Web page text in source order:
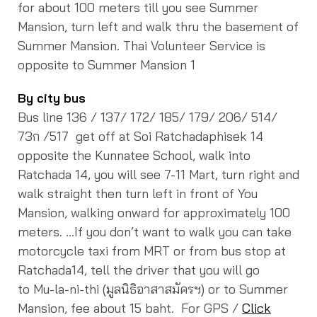
for about 100 meters till you see Summer
Mansion, turn left and walk thru the basement of
Summer Mansion. Thai Volunteer Service is
opposite to Summer Mansion 1
By city bus
Bus line 136 / 137/ 172/ 185/ 179/ 206/ 514/
73ก /517 get off at Soi Ratchadaphisek 14
opposite the Kunnatee School, walk into
Ratchada 14, you will see 7-11 Mart, turn right and
walk straight then turn left in front of You
Mansion, walking onward for approximately 100
meters. …If you don’t want to walk you can take
motorcycle taxi from MRT or from bus stop at
Ratchada14, tell the driver that you will go
to Mu-la-ni-thi (มูลนิธิอาสาสมัครฯ) or to Summer
Mansion, fee about 15 baht. For GPS / Click